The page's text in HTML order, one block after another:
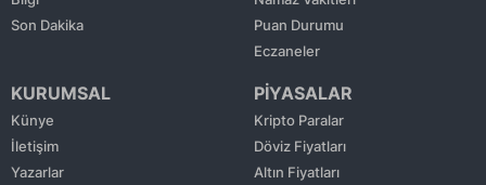
Gümüşhane
Hakkari
Hatay
Isparta
Son Dakika
Puan Durumu
Eczaneler
KURUMSAL
Künye
İletişim
Yazarlar
PİYASALAR
Kripto Paralar
Döviz Fiyatları
Altın Fiyatları